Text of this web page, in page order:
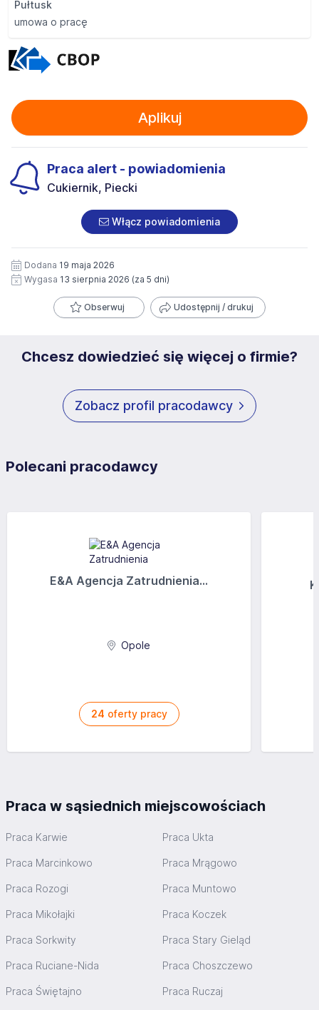
Pułtusk
umowa o pracę
Aplikuj
Praca alert - powiadomienia
Cukiernik, Piecki
Włącz powiadomienia
Dodana 19 maja 2026
Wygasa 13 sierpnia 2026 (za 5 dni)
Obserwuj Udostępnij / drukuj
Chcesz dowiedzieć się więcej o firmie?
Zobacz profil pracodawcy
Polecani pracodawcy
E&A Agencja Zatrudnienia...
Opole
24 oferty pracy
Praca w sąsiednich miejscowościach
Praca Karwie Praca Ukta
Praca Marcinkowo Praca Mrągowo
Praca Rozogi Praca Muntowo
Praca Mikołajki Praca Koczek
Praca Sorkwity Praca Stary Gieląd
Praca Ruciane-Nida Praca Choszczewo
Praca Świętajno Praca Ruczaj